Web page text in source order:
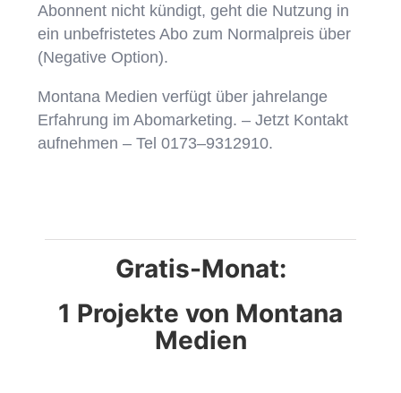
Abonnent nicht kündigt, geht die Nutzung in
ein unbefristetes Abo zum Normalpreis über
(Negative Option).
Montana Medien verfügt über jahrelange
Erfahrung im Abomarketing. – Jetzt Kontakt
aufnehmen – Tel 0173–9312910.
Gratis-Monat:
1 Projekte von Montana
Medien